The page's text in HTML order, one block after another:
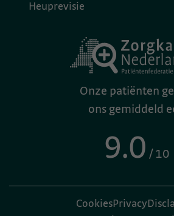
Heuprevisie
Onze patiënten
ons gemiddeld
9.0 / 10
CookiesPrivacy